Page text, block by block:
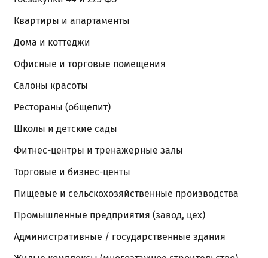
Квартиры и апартаменты
Дома и коттеджи
Офисные и торговые помещения
Салоны красоты
Рестораны (общепит)
Школы и детские сады
Фитнес-центры и тренажерные залы
Торговые и бизнес-центы
Пищевые и сельскохозяйственные производства
Промышленные предприятия (завод, цех)
Административные / государственные здания